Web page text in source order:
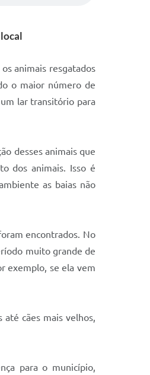
animais resgatados
o maior número de
lar transitório para
desses animais que
dos animais. Isso é
as baias não
encontrados. No
muito grande de
exemplo, se ela vem
cães mais velhos,
para o município,